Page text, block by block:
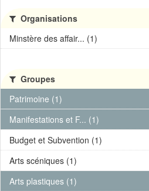
Organisations
Minstère des affair... (1)
Groupes
Patrimoine (1)
Manifestations et F... (1)
Budget et Subvention (1)
Arts scéniques (1)
Arts plastiques (1)